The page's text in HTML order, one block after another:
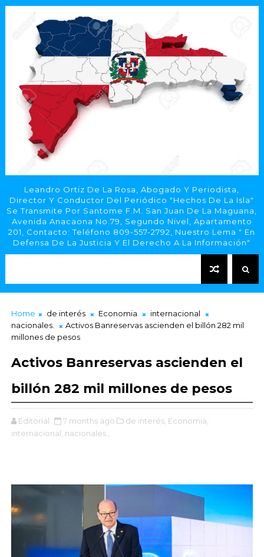
Leandro Ortiz De La Rosa, Abogado Y Periodista,
Director Y Conductor Del Periódico "Hechos De La Isla"
Se Transmite Por Santome F.M. San Juan De La Maguana,
Avenida Anacaona No.79, Segundo Nivel, Apartamento
201, Contacto: Teléfono 809-557-2792, Nuestro Lema " En
Defensa De La Justicia Y El Derecho A La Información"
Home de interés Economia
internacional
nacionales.
Activos Banreservas ascienden el billón 282 mil
millones de pesos
Activos Banreservas ascienden el
billón 282 mil millones de pesos
Editorial 7 months ago de interés, Economia,
internacional, nacionales.,